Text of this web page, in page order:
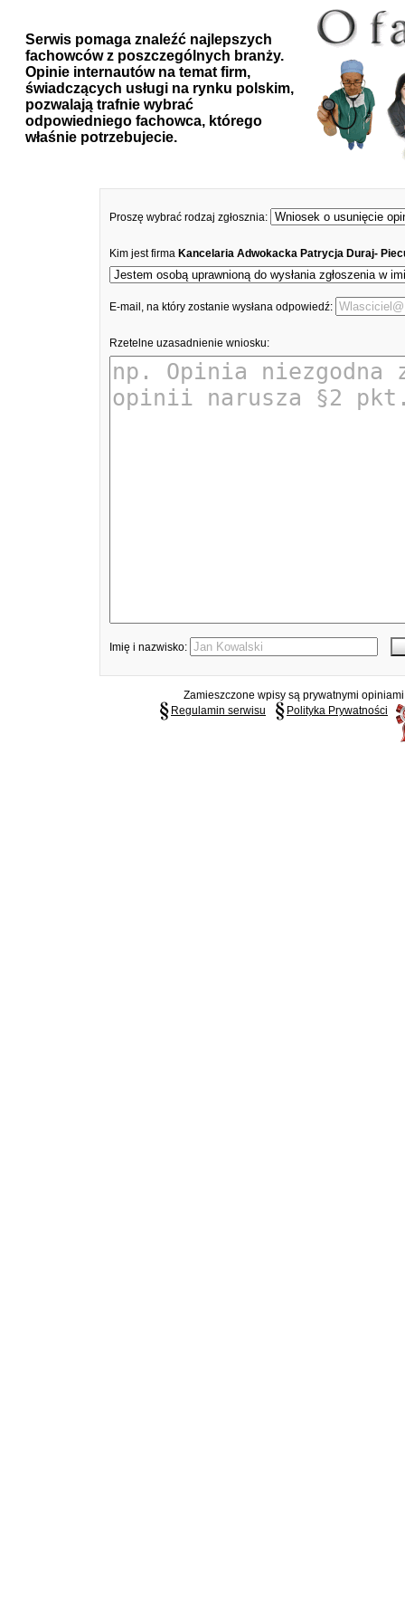
Serwis pomaga znaleźć najlepszych
fachowców z poszczególnych branży.
Opinie internautów na temat firm,
świadczących usługi na rynku polskim,
pozwalają trafnie wybrać
odpowiedniego fachowca, którego
właśnie potrzebujecie.
Proszę wybrać rodzaj zgłosznia:
Kim jest firma Kancelaria Adwokacka Patrycja Duraj-
E-mail, na który zostanie wysłana odpowiedź:
Rzetelne uzasadnienie wniosku:
Imię i nazwisko:
Zamieszczone wpisy są prywatnymi
Regulamin serwisu
Polityka Prywatności